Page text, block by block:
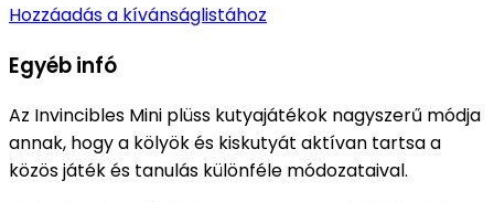
Hozzáadás a kívánságlistához
Egyéb infó
Az Invincibles Mini plüss kutyajátékok nagyszerű módja
annak, hogy a kölyök és kiskutyát aktívan tartsa a
közös játék és tanulás különféle módozataival.